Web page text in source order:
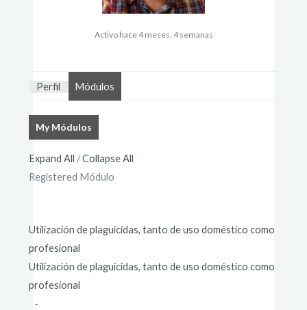
Activo hace 4 meses, 4 semanas
Perfil Módulos
My Módulos
Expand All /Collapse All
Registered Módulo
Utilización de plaguicidas, tanto de uso doméstico como
profesional
Utilización de plaguicidas, tanto de uso doméstico como
profesional
-